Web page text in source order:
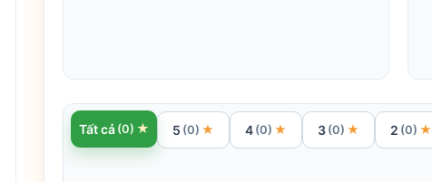
Tất cả (0) ★ 5 (0) ★ 4 (0) ★ 3 (0) ★ 2 (0) ★